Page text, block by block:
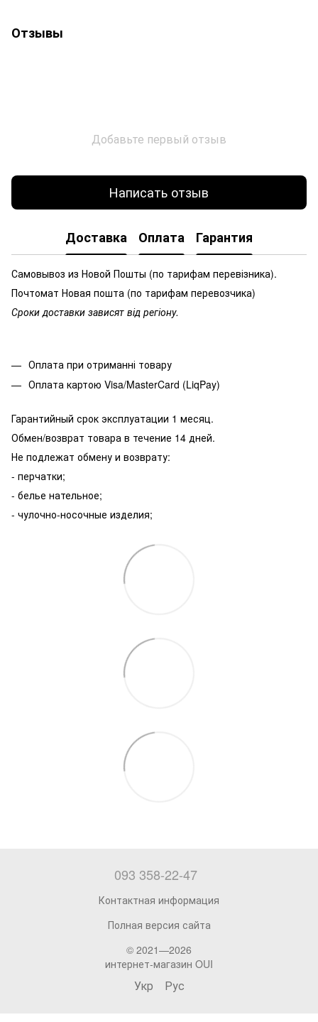
Отзывы
Добавьте первый отзыв
Написать отзыв
Доставка Оплата Гарантия
Самовывоз из Новой Пошты (по тарифам перевізника).
Почтомат Новая пошта (по тарифам перевозчика)
Сроки доставки зависят від регіону.
Оплата при отриманні товару
Оплата картою Visa/MasterCard (LiqPay)
Гарантийный срок эксплуатации 1 месяц.
Обмен/возврат товара в течение 14 дней.
Не подлежат обмену и возврату:
- перчатки;
- белье нательное;
- чулочно-носочные изделия;
093 358-22-47
Контактная информация
Полная версия сайта
© 2021—2026
интернет-магазин OUI
Укр Рус